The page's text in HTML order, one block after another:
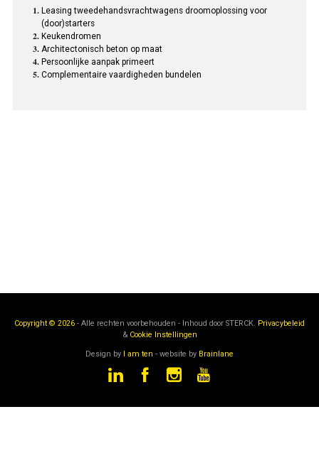
Leasing tweedehandsvrachtwagens droomoplossing voor
(door)starters
Keukendromen
Architectonisch beton op maat
Persoonlijke aanpak primeert
Complementaire vaardigheden bundelen
Copyright © 2026 - Alle rechten voorbehouden - Inhoud door STERCK. Privacybeleid
& Cookie Instellingen
Design by I am ten - website by Brainlane